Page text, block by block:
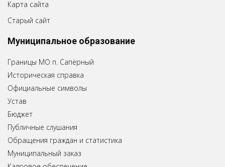
Карта сайта
Старый сайт
Муниципальное образование
Границы МО п. Сапёрный
Историческая справка
Официальные символы
Устав
Бюджет
Публичные слушания
Обращения граждан и статистика
Муниципальный заказ